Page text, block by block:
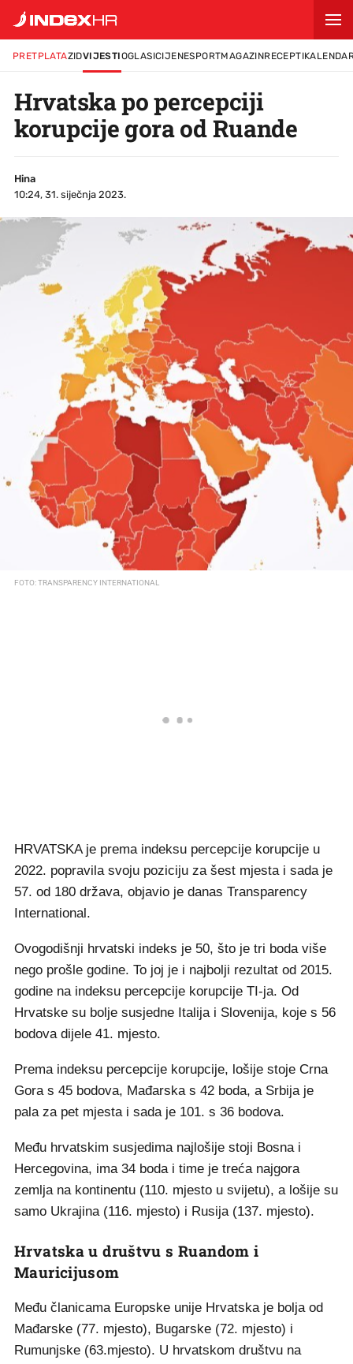
PRETPLATAZIDVIJESTIOGLASICIJENESPORTMAGAZINRECEPTI
Hrvatska po percepciji
korupcije gora od Ruande
Hina
10:24, 31. siječnja 2023.
FOTO: TRANSPARENCY INTERNATIONAL
HRVATSKA je prema indeksu percepcije korupcije u
2022. popravila svoju poziciju za šest mjesta i sada je
57. od 180 država, objavio je danas Transparency
International.
Ovogodišnji hrvatski indeks je 50, što je tri boda više
nego prošle godine. To joj je i najbolji rezultat od 2015.
godine na indeksu percepcije korupcije TI-ja. Od
Hrvatske su bolje susjedne Italija i Slovenija, koje s 56
bodova dijele 41. mjesto.
Prema indeksu percepcije korupcije, lošije stoje Crna
Gora s 45 bodova, Mađarska s 42 boda, a Srbija je
pala za pet mjesta i sada je 101. s 36 bodova.
Među hrvatskim susjedima najlošije stoji Bosna i
Hercegovina, ima 34 boda i time je treća najgora
zemlja na kontinentu (110. mjesto u svijetu), a lošije su
samo Ukrajina (116. mjesto) i Rusija (137. mjesto).
Hrvatska u društvu s Ruandom i
Mauricijusom
Među članicama Europske unije Hrvatska je bolja od
Mađarske (77. mjesto), Bugarske (72. mjesto) i
Rumunjske (63.mjesto). U hrvatskom društvu na